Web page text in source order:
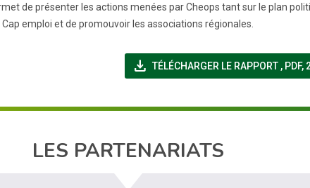
de présenter les actions menées par Cheops tant sur le plan
Cap emploi et de promouvoir les associations régionales.
file_download TÉLÉCHARGER LE RAPPORT , PDF,
LES PARTENARIATS